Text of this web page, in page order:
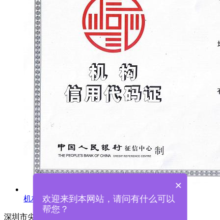
机构信用代码证
深圳市尖锋精密科技有限公司
×
欢迎来到本网站，请问有什么可以
帮您？